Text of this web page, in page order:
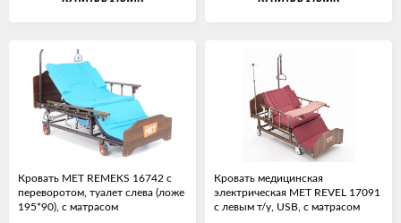
Кровать МЕТ REMEKS 16742 с
переворотом, туалет слева (ложе
195*90), с матрасом
Кровать медицинская
электрическая МЕТ REVEL 17091
с левым т/у, USB, с матрасом